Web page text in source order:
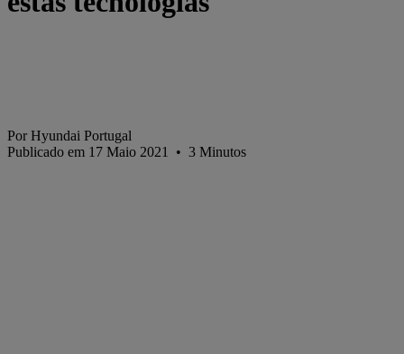
Por Hyundai Portugal
Publicado em 17 Maio 2021
• 3 Minutos